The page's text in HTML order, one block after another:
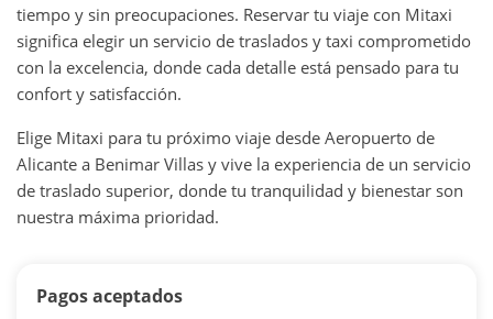
tiempo y sin preocupaciones. Reservar tu viaje con Mitaxi
significa elegir un servicio de traslados y taxi comprometido
con la excelencia, donde cada detalle está pensado para tu
confort y satisfacción.
Elige Mitaxi para tu próximo viaje desde Aeropuerto de
Alicante a Benimar Villas y vive la experiencia de un servicio
de traslado superior, donde tu tranquilidad y bienestar son
nuestra máxima prioridad.
Pagos aceptados